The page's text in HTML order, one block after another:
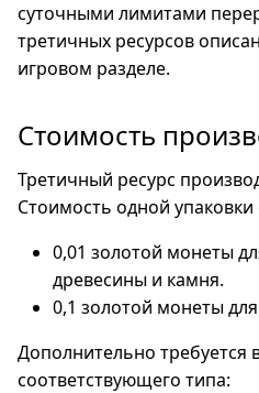
суточными лимитами
третичных ресурсов
игровом разделе.
Стоимость
Третичный ресурс
Стоимость одной
0,01 золотой монеты
древесины и камня.
0,1 золотой монеты
Дополнительно требуется
соответствующего типа: